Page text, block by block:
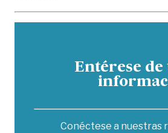
Entérese de
Conéctese a nuestras